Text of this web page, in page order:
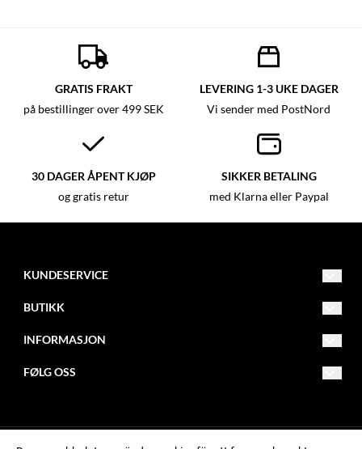
GRATIS FRAKT
på bestillinger over 499 SEK
LEVERING 1-3 UKE DAGER
Vi sender med PostNord
30 DAGER ÅPENT KJØP
og gratis retur
SIKKER BETALING
med Klarna eller Paypal
KUNDESERVICE
012 - 345 67 89
Adresse 123
123 45
BUTIKK
Logg inn
INFORMASJON
Nyhetsbrev
FØLG OSS
Instagram